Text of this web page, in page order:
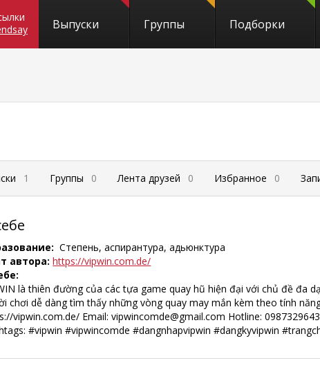
Выпуски Группы Подборки
1 Группы 0 Лента друзей 0 Избранное 0
Степень, аспирантура, адьюнктура
автора: https://vipwin.com.de/
là thiên đường của các tựa game quay hũ hiện đại với chủ đề đa
chơi dễ dàng tìm thấy những vòng quay may mắn kèm theo tính
vipwin.com.de/ Email: vipwincomde@gmail.com Hotline:
#vipwin #vipwincomde #dangnhapvipwin #dangkyvipwin